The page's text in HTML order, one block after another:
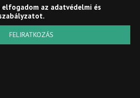
elfogadom az adatvédelmi és
.
FELIRATKOZÁS